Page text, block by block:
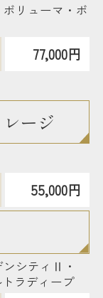
リューマ・ボ
77,000円
ージ
55,000円
シティⅡ・
ラディープ